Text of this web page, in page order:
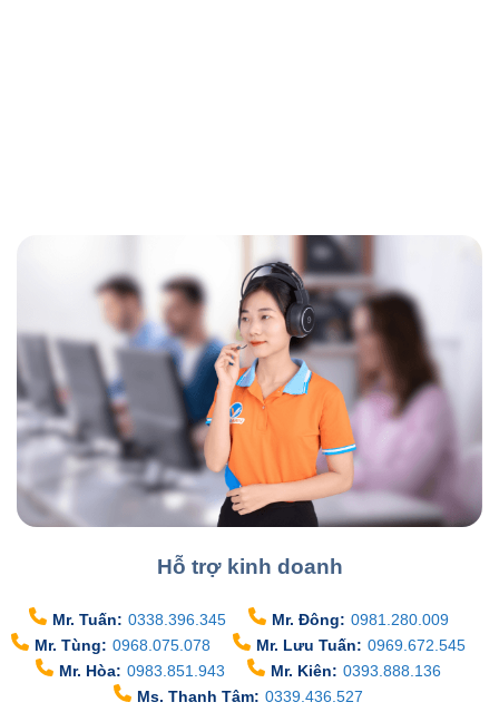
Hỗ trợ kinh doanh
Mr. Tuấn: 0338.396.345 Mr. Đông: 0981.280.009
Mr. Tùng: 0968.075.078 Mr. Lưu Tuấn: 0969.672.545
Mr. Hòa: 0983.851.943 Mr. Kiên: 0393.888.136
Ms. Thanh Tâm: 0339.436.527